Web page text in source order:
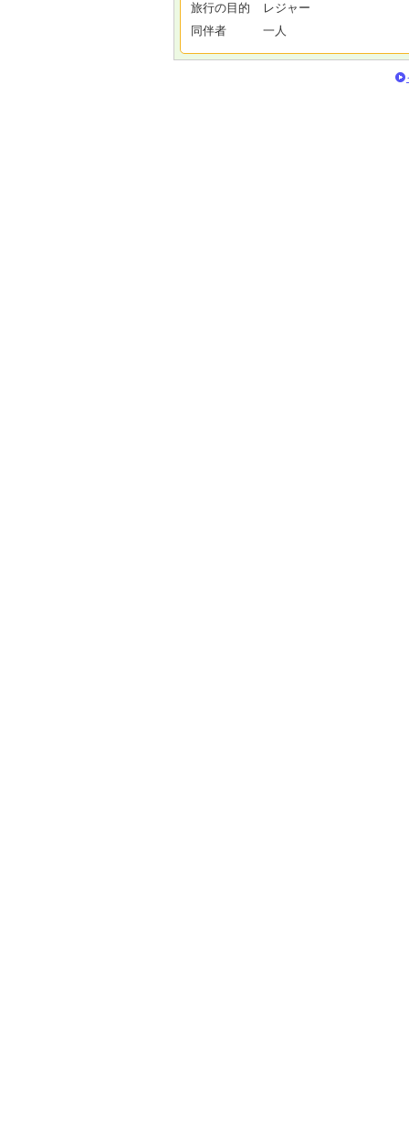
旅行の目的
レジャー
同伴者
一人